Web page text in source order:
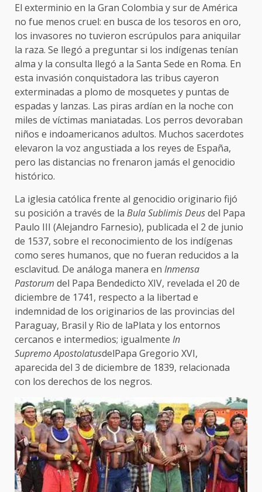
El exterminio en la Gran Colombia y sur de América
no fue menos cruel: en busca de los tesoros en oro,
los invasores no tuvieron escrúpulos para aniquilar
la raza. Se llegó a preguntar si los indígenas tenían
alma y la consulta llegó a la Santa Sede en Roma. En
esta invasión conquistadora las tribus cayeron
exterminadas a plomo de mosquetes y puntas de
espadas y lanzas. Las piras ardían en la noche con
miles de víctimas maniatadas. Los perros devoraban
niños e indoamericanos adultos. Muchos sacerdotes
elevaron la voz angustiada a los reyes de España,
pero las distancias no frenaron jamás el genocidio
histórico.
La iglesia católica frente al genocidio originario fijó
su posición a través de la Bula Sublimis Deusdel Papa
Paulo III (Alejandro Farnesio), publicada el 2 de junio
de 1537, sobre el reconocimiento de los indígenas
como seres humanos, que no fueran reducidos a la
esclavitud. De análoga manera en Inmensa
Pastorum del Papa Bendedicto XIV, revelada el 20 de
diciembre de 1741, respecto a la libertad e
indemnidad de los originarios de las provincias del
Paraguay, Brasil y Rio de laPlata y los entornos
cercanos e intermedios; igualmente In
Supremo ApostolatusdelPapa Gregorio XVI,
aparecida del 3 de diciembre de 1839, relacionada
con los derechos de los negros.